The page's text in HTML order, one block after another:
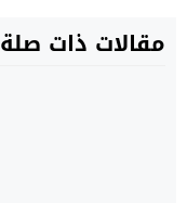
مقالات ذات صلة